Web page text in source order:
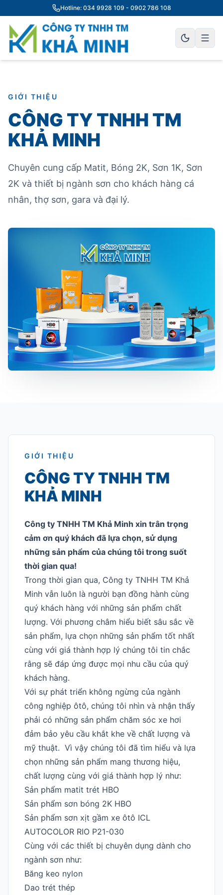
Hotline: 034 9928 109 - 0902 786 108
GIỚI THIỆU
CÔNG TY TNHH TM
KHẢ MINH
Chuyên cung cấp Matit, Bóng 2K, Sơn 1K, Sơn
2K và thiết bị ngành sơn cho khách hàng cá
nhân, thợ sơn, gara và đại lý.
GIỚI THIỆU
CÔNG TY TNHH TM
KHẢ MINH
Công ty TNHH TM Khả Minh xin trân trọng
cảm ơn quý khách đã lựa chọn, sử dụng
những sản phẩm của chúng tôi trong suốt
thời gian qua!
Trong thời gian qua, Công ty TNHH TM Khả
Minh vẫn luôn là người bạn đồng hành cùng
quý khách hàng với những sản phẩm chất
lượng. Với phương châm hiểu biết sâu sắc về
sản phẩm, lựa chọn những sản phẩm tốt nhất
cùng với giá thành hợp lý chúng tôi tin chắc
rằng sẽ đáp ứng được mọi nhu cầu của quý
khách hàng.
Với sự phát triển không ngừng của ngành
công nghiệp ôtô, chúng tôi nhìn và nhận thấy
phải có những sản phẩm chăm sóc xe hơi
đảm bảo yêu cầu khắt khe về chất lượng và
mỹ thuật. Vì vậy chúng tôi đã tìm hiểu và lựa
chọn những sản phẩm mang thương hiệu,
chất lượng cùng với giá thành hợp lý như:
Sản phẩm matit trét HBO
Sản phẩm sơn bóng 2K HBO
Sản phẩm sơn xịt gầm xe ôtô ICL
AUTOCOLOR RIO P21-030
Cùng với các thiết bị chuyên dụng dành cho
ngành sơn như:
Băng keo nylon
Dao trét thép